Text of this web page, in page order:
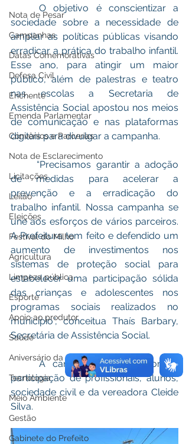
Nota de Pesar
Campanhas
Datas Comemorativas
Defesa Civil
Enchente
Emenda Parlamentar
Convênios e Parcerias
Nota de Esclarecimento
Licitações
Leilão
Eleições
Festival do Milho
Agricultura
Limpeza pública
Esporte
Apoio ao produtor
Saúde
Aniversário da cidade
Tecnologia
Meio Ambiente
Gestão
Gabinete do Prefeito
	O objetivo é conscientizar a
sociedade sobre a necessidade de
ampliar as políticas públicas visando
erradicar a prática do trabalho infantil.
Esse ano, para atingir um maior
público, além de palestras e teatro
nas escolas a Secretaria de
Assistência Social apostou nos meios
de comunicação e nas plataformas
digitais para divulgar a campanha.
de medidas para acelerar a
prevenção e a erradicação do
trabalho infantil. Nossa campanha se
une aos esforços de vários parceiros.
A Prefeitura tem feito e defendido um
aumento de investimentos nos
sistemas de proteção social para
estabelecer uma participação sólida
das crianças e adolescentes nos
programas sociais realizados no
município”, conceitua Thaís Barbary,
Secretária de Assistência Social.
	A caminhada contou com a
participação de profissionais, alunos,
sociedade civil e da vereadora Cleide
Silva.